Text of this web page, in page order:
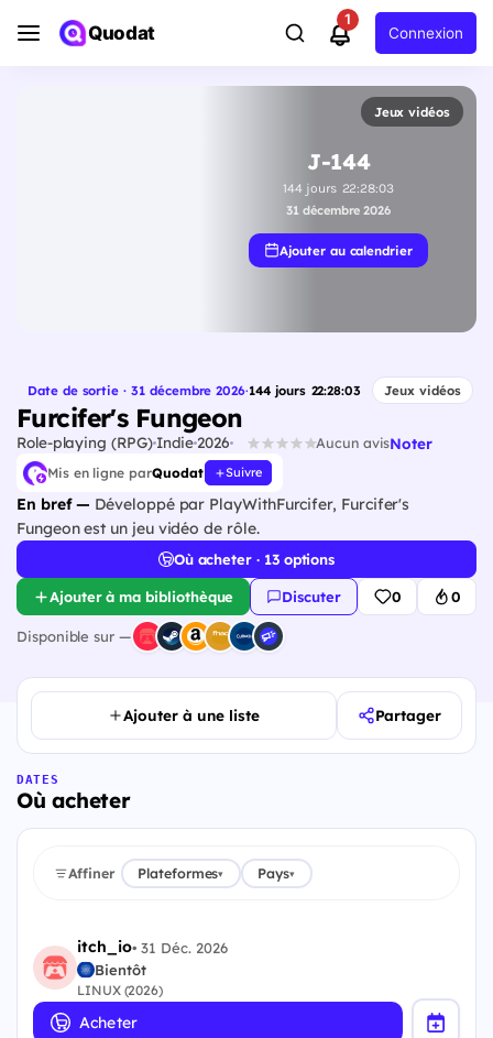
Quodat
1
Connexion
Jeux vidéos
J-144
144jours 22:28:03
31 décembre 2026
Ajouter au calendrier
Date de sortie · 31 décembre 2026·144jours 22:28:03 Jeux vidéos
Furcifer's Fungeon
Role-playing (RPG)Indie 2026 Aucun avisNoter
Mis en ligne parQuodat Suivre
En bref — Développé par PlayWithFurcifer, Furcifer's
Fungeon est un jeu vidéo de rôle.
Où acheter · 13 options
Ajouter à ma bibliothèque Discuter 0 0
Disponible sur —
Ajouter à une liste Partager
DATES
Où acheter
Affiner Plateformes▾ Pays▾
itch_io•31 Déc. 2026
Bientôt
LINUX (2026)
Acheter